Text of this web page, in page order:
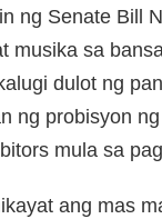
ng Senate Bill
musika sa
dulot ng
ng probisyon
mula sa
ang mas